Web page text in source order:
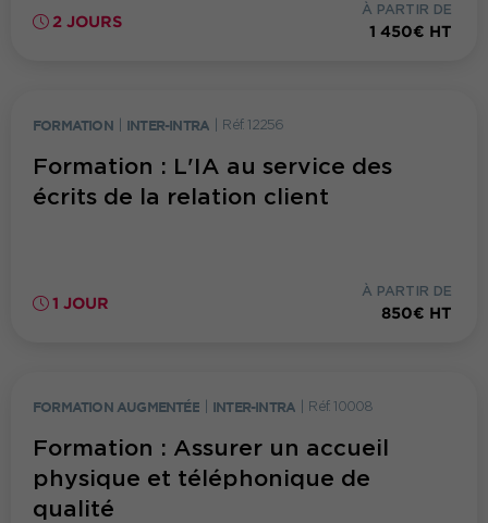
2 JOURS
À PARTIR DE
1 450€ HT
FORMATION INTER-INTRA Réf. 12256
Formation : L'IA au service des
écrits de la relation client
1 JOUR
À PARTIR DE
850€ HT
FORMATION AUGMENTÉE INTER-INTRA Réf. 10008
Formation : Assurer un accueil
physique et téléphonique de
qualité